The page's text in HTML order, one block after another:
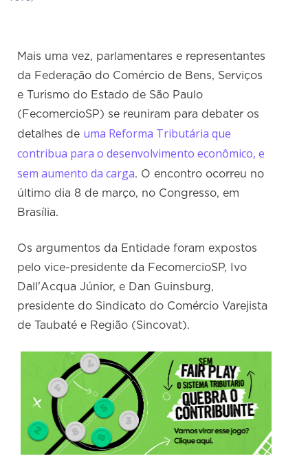
Mais uma vez, parlamentares e representantes
da Federação do Comércio de Bens, Serviços
e Turismo do Estado de São Paulo
(FecomercioSP) se reuniram para debater os
detalhes de uma Reforma Tributária que
contribua para o desenvolvimento econômico, e
sem aumento da carga. O encontro ocorreu no
último dia 8 de março, no Congresso, em
Brasília.
Os argumentos da Entidade foram expostos
pelo vice-presidente da FecomercioSP, Ivo
Dall'Acqua Júnior, e Dan Guinsburg,
presidente do Sindicato do Comércio Varejista
de Taubaté e Região (Sincovat).